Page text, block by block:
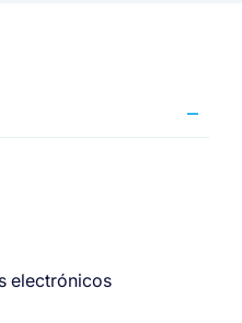
electrónicos